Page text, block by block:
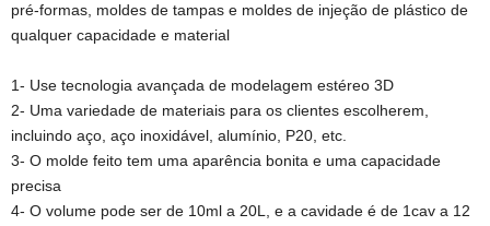
pré-formas, moldes de tampas e moldes de injeção de plástico de
qualquer capacidade e material
1- Use tecnologia avançada de modelagem estéreo 3D
2- Uma variedade de materiais para os clientes escolherem,
incluindo aço, aço inoxidável, alumínio, P20, etc.
3- O molde feito tem uma aparência bonita e uma capacidade
precisa
4- O volume pode ser de 10ml a 20L, e a cavidade é de 1cav a 12